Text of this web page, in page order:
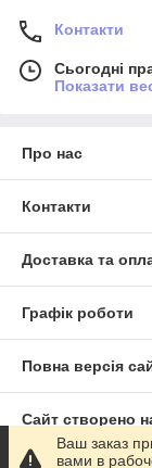
Контакти
Сьогодні
Показати
Про нас
Контакти
Доставка та
Графік роботи
Повна версія
Сайт створено
Ваш заказ
вами в